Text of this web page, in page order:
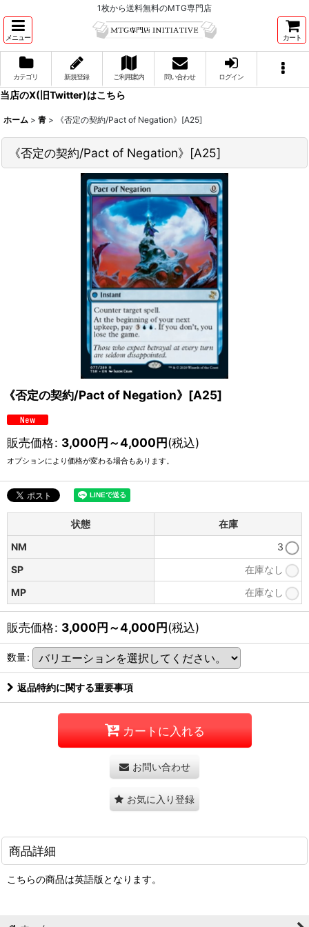
1枚から送料無料のMTG専門店
メニュー カート
カテゴリ 新規登録 ご利用案内 問い合わせ ログイン
当店のX(旧Twitter)はこちら
ホーム > 青 > 《否定の契約/Pact of Negation》[A25]
《否定の契約/Pact of Negation》[A25]
《否定の契約/Pact of Negation》[A25]
販売価格: 3,000円～4,000円(税込)
オプションにより価格が変わる場合もあります。
状態
在庫
NM
3
SP
在庫なし
MP
在庫なし
販売価格: 3,000円～4,000円(税込)
数量:
返品特約に関する重要事項
カートに入れる
お問い合わせ
お気に入り登録
商品詳細
こちらの商品は英語版となります。